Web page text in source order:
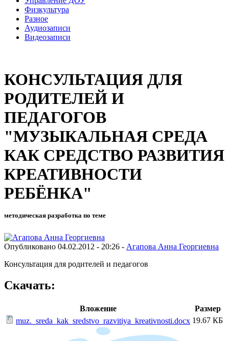
Физкультура
Разное
Аудиозаписи
Видеозаписи
КОНСУЛЬТАЦИЯ ДЛЯ
РОДИТЕЛЕЙ И
ПЕДАГОГОВ
"МУЗЫКАЛЬНАЯ СРЕДА
КАК СРЕДСТВО РАЗВИТИЯ
КРЕАТИВНОСТИ
РЕБЁНКА"
методическая разработка по теме
Опубликовано 04.02.2012 - 20:26 - Агапова Анна Георгиевна
Консультация для родителей и педагогов
Скачать:
Вложение
Размер
muz._sreda_kak_sredstvo_razvitiya_kreativnosti.docx 19.67 КБ